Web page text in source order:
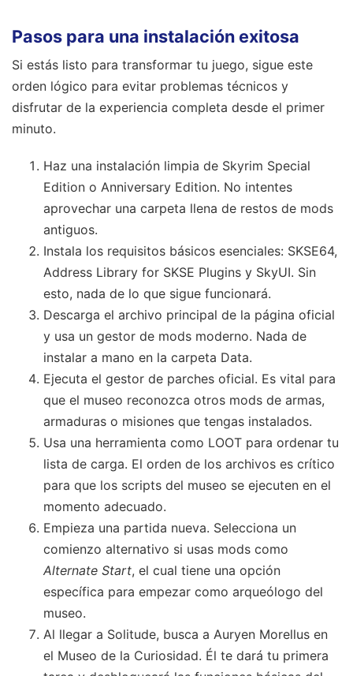
Pasos para una instalación exitosa
Si estás listo para transformar tu juego, sigue este
orden lógico para evitar problemas técnicos y
disfrutar de la experiencia completa desde el primer
minuto.
Haz una instalación limpia de Skyrim Special
Edition o Anniversary Edition. No intentes
aprovechar una carpeta llena de restos de mods
antiguos.
Instala los requisitos básicos esenciales: SKSE64,
Address Library for SKSE Plugins y SkyUI. Sin
esto, nada de lo que sigue funcionará.
Descarga el archivo principal de la página oficial
y usa un gestor de mods moderno. Nada de
instalar a mano en la carpeta Data.
Ejecuta el gestor de parches oficial. Es vital para
que el museo reconozca otros mods de armas,
armaduras o misiones que tengas instalados.
Usa una herramienta como LOOT para ordenar tu
lista de carga. El orden de los archivos es crítico
para que los scripts del museo se ejecuten en el
momento adecuado.
Empieza una partida nueva. Selecciona un
comienzo alternativo si usas mods como
Alternate Start, el cual tiene una opción
específica para empezar como arqueólogo del
museo.
Al llegar a Solitude, busca a Auryen Morellus en
el Museo de la Curiosidad. Él te dará tu primera